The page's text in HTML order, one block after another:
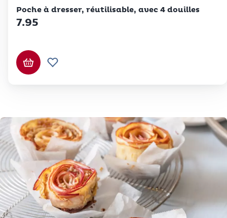
Poche à dresser, réutilisable, avec 4 douilles
7.95
Ajouter au panier
Ajouter à la liste de souhaits.